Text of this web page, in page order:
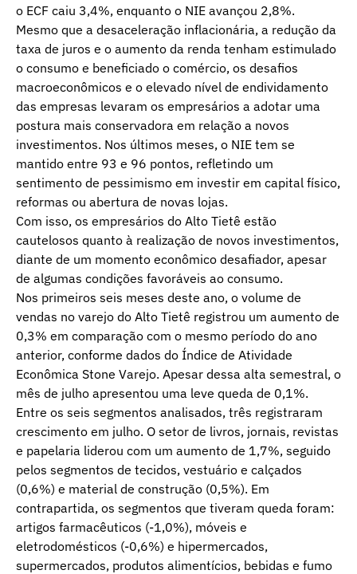
o ECF caiu 3,4%, enquanto o NIE avançou 2,8%.
Mesmo que a desaceleração inflacionária, a redução da
taxa de juros e o aumento da renda tenham estimulado
o consumo e beneficiado o comércio, os desafios
macroeconômicos e o elevado nível de endividamento
das empresas levaram os empresários a adotar uma
postura mais conservadora em relação a novos
investimentos. Nos últimos meses, o NIE tem se
mantido entre 93 e 96 pontos, refletindo um
sentimento de pessimismo em investir em capital físico,
reformas ou abertura de novas lojas.
Com isso, os empresários do Alto Tietê estão
cautelosos quanto à realização de novos investimentos,
diante de um momento econômico desafiador, apesar
de algumas condições favoráveis ao consumo.
Nos primeiros seis meses deste ano, o volume de
vendas no varejo do Alto Tietê registrou um aumento de
0,3% em comparação com o mesmo período do ano
anterior, conforme dados do Índice de Atividade
Econômica Stone Varejo. Apesar dessa alta semestral, o
mês de julho apresentou uma leve queda de 0,1%.
Entre os seis segmentos analisados, três registraram
crescimento em julho. O setor de livros, jornais, revistas
e papelaria liderou com um aumento de 1,7%, seguido
pelos segmentos de tecidos, vestuário e calçados
(0,6%) e material de construção (0,5%). Em
contrapartida, os segmentos que tiveram queda foram:
artigos farmacêuticos (-1,0%), móveis e
eletrodomésticos (-0,6%) e hipermercados,
supermercados, produtos alimentícios, bebidas e fumo